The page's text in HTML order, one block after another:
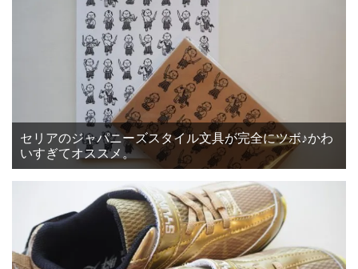
セリアのジャパニーズスタイル文具が完全にツボ♪かわ
いすぎてオススメ。